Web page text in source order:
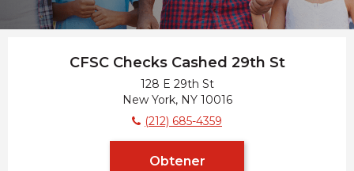
CFSC Checks Cashed 29th St
128 E 29th St
New York, NY 10016
(212) 685-4359
Obtener